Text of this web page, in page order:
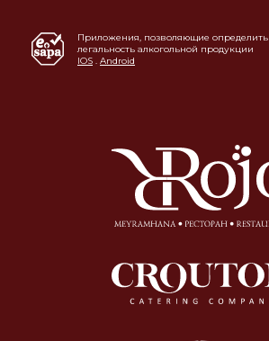
Приложения, позволяющие определить
легальность алкогольной продукции
IOS . Android